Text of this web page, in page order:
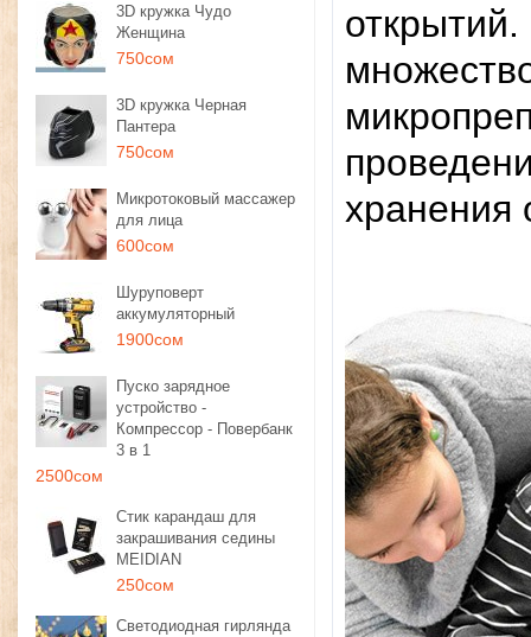
3D кружка Чудо
Женщина
750сом
3D кружка Черная
Пантера
750сом
Микротоковый массажер
для лица
600сом
Шуруповерт
аккумуляторный
1900сом
Пуско зарядное
устройство -
Компрессор - Повербанк
3 в 1
2500сом
Стик карандаш для
закрашивания седины
MEIDIAN
250сом
Светодиодная гирлянда
хранения